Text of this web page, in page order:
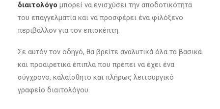
διαιτολόγο μπορεί να ενισχύσει την αποδοτικότητα
του επαγγελματία και να προσφέρει ένα φιλόξενο
περιβάλλον για τον επισκέπτη.
Σε αυτόν τον οδηγό, θα βρείτε αναλυτικά όλα τα βασικά
και προαιρετικά έπιπλα που πρέπει να έχει ένα
σύγχρονο, καλαίσθητο και πλήρως λειτουργικό
γραφείο διαιτολόγου.